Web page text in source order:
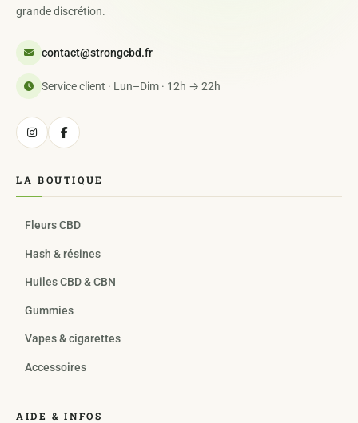
grande discrétion.
contact@strongcbd.fr
Service client · Lun–Dim · 12h → 22h
LA BOUTIQUE
Fleurs CBD
Hash & résines
Huiles CBD & CBN
Gummies
Vapes & cigarettes
Accessoires
AIDE & INFOS